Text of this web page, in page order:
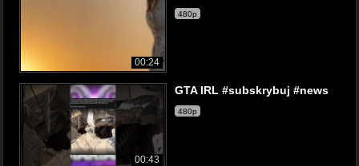
00:24
480p
00:43
GTA IRL #subskrybuj #news
480p